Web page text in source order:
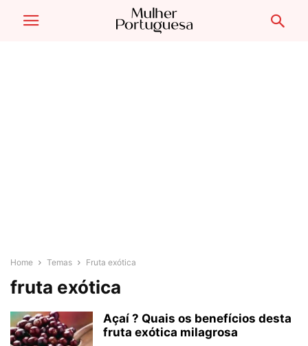
Home Temas Fruta exótica
fruta exótica
Açaí ? Quais os benefícios desta
fruta exótica milagrosa